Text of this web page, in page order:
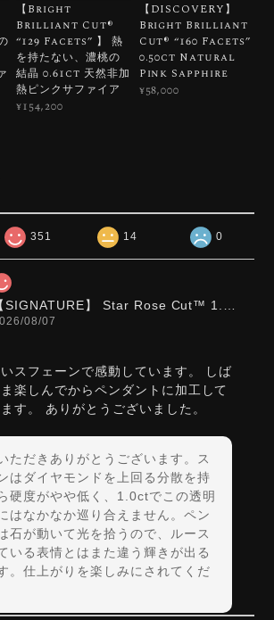
【Bright
Brilliant Cut®︎
“129 Facets” 】 熱
を持たない、濃桃の
結晶 0.61ct 天然非加
熱ピンクサファイア
¥154,200
【DISCOVERY】
Bright Brilliant
Cut®︎ “160 Facets”
0.50ct Natural
Pink Sapphire
¥58,000
351 14 0
【SIGNATURE】 Star Rose Cut™️ 1.0ct Natural Green Sphene
08/07
スフェーンで感動しています。 しば
楽しんでからペンダントに加工して
す。 ありがとうございました。
ただきありがとうございます。ス
はダイヤモンドを上回る分散を持
硬度がやや低く、1.0ctでこの透明
はなかなか巡り合えません。ペン
石が動いて光を拾うので、ルース
いる表情とはまた違う輝きが出る
。仕上がりを楽しみにされてくだ